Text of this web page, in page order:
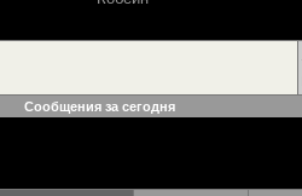
Сообщения за сегодня